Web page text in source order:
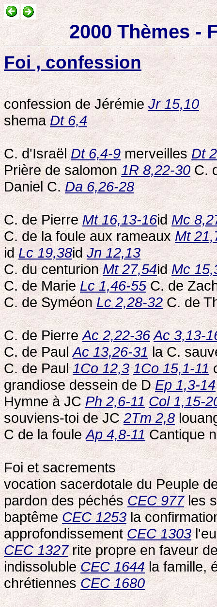
2000 Thèmes -
Foi , confession
confession de JérémieJr 15,10
shemaDt 6,4
C. d'IsraëlDt 6,4-9merveillesDt
Prière de salomon1R 8,22-30C.
Daniel C.Da 6,26-28
C. de PierreMt 16,13-16idMc
C. de la foule aux rameauxMt
idLc 19,38idJn 12,13
C. du centurionMt 27,54idMc
C. de MarieLc 1,46-55C. de
C. de SyméonLc 2,28-32C. de
C. de PierreAc 2,22-36 Ac 3,13-
C. de PaulAc 13,26-31la C.
C. de Paul1Co 12,3 1Co 15,1-11
grandiose dessein de DEp 1,3-14
Hymne à JCPh 2,6-11 Col 1,15-
souviens-toi de JC2Tm 2,8
C de la fouleAp 4,8-11Cantique
Foi et sacrements
vocation sacerdotale du Peuple
pardon des péchésCEC 977les
baptêmeCEC 1253la
approfondissementCEC 1303
CEC 1327rite propre en faveur
indissolubleCEC 1644la famille,
chrétiennesCEC 1680